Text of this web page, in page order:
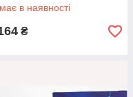
в наявності
₴